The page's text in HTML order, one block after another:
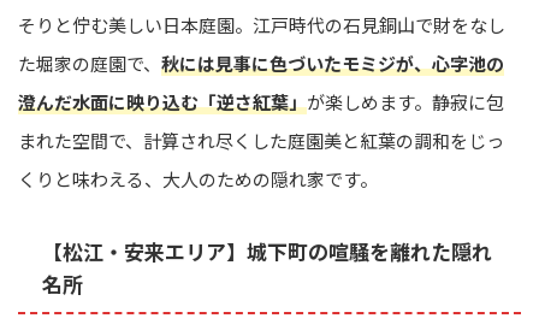
そりと佇む美しい日本庭園。江戸時代の石見銅山で財をなし
た堀家の庭園で、 秋には見事に色づいたモミジが、心字池の
澄んだ水面に映り込む「逆さ紅葉」が楽しめます。静寂に包
まれた空間で、計算され尽くした庭園美と紅葉の調和をじっ
くりと味わえる、大人のための隠れ家です。
【松江・安来エリア】城下町の喧騒を離れた隠れ
名所